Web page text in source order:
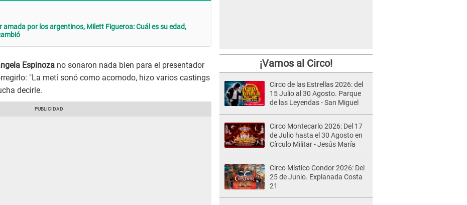
amada por los argentinos, Milett Figueroa: Cuál es su edad,
Espinoza no sonaron nada bien para el presentador
"La metí sonó como acomodo, hizo varios castings
decirle.
¡Vamos al Circo!
Circo de las Estrellas 2026: del
15 Julio al 30 Agosto. Parque
de las Leyendas - San Miguel
Circo Montecarlo 2026: Del 17
de Julio hasta el 30 Agosto en
Círculo Militar - Jesús María
Circo Místico Condor 2026: Del
25 de Junio. Explanada Costa
21